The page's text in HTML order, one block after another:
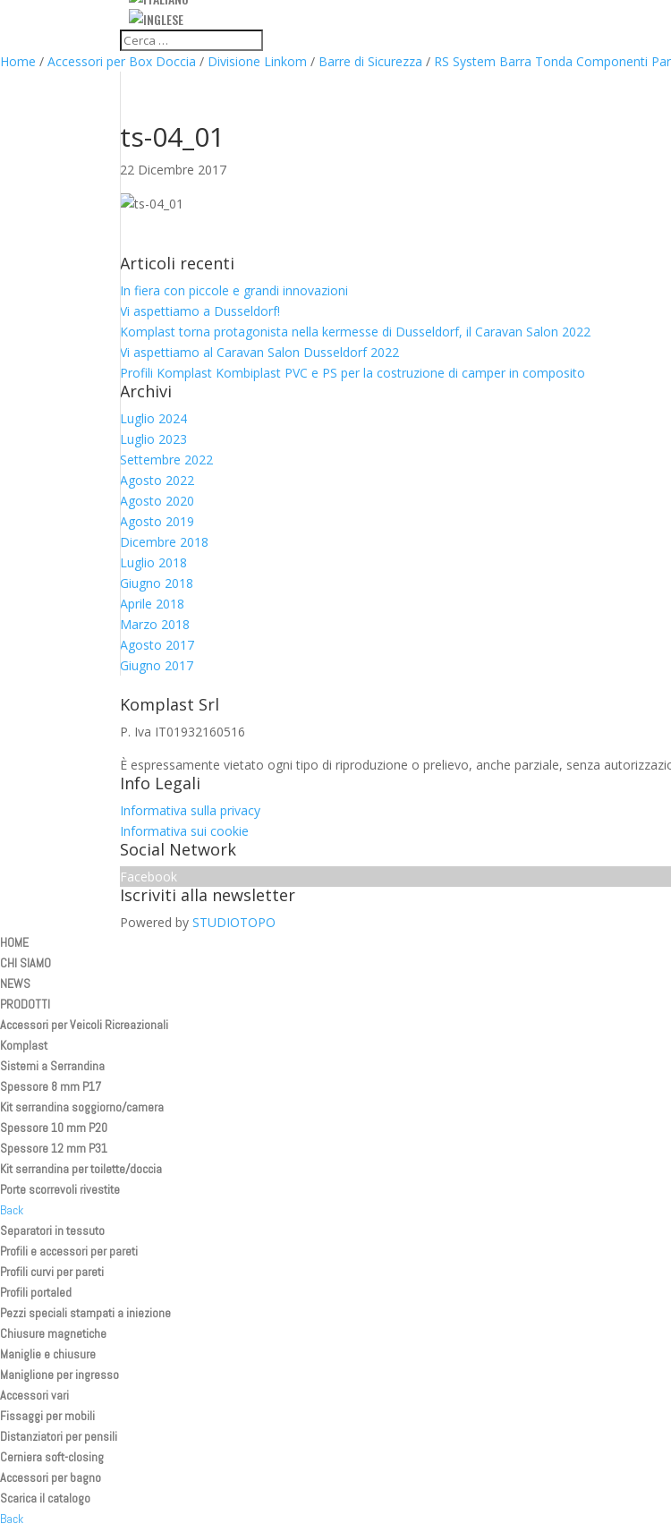
Home / Accessori per Box Doccia / Divisione Linkom / Barre di Sicurezza / RS System Barra Tonda Componenti
ts-04_01
22 Dicembre 2017
Articoli recenti
In fiera con piccole e grandi innovazioni
Vi aspettiamo a Dusseldorf!
Komplast torna protagonista nella kermesse di Dusseldorf, il Caravan Salon 2022
Vi aspettiamo al Caravan Salon Dusseldorf 2022
Profili Komplast Kombiplast PVC e PS per la costruzione di camper in composito
Archivi
Luglio 2024
Luglio 2023
Settembre 2022
Agosto 2022
Agosto 2020
Agosto 2019
Dicembre 2018
Luglio 2018
Giugno 2018
Aprile 2018
Marzo 2018
Agosto 2017
Giugno 2017
Komplast Srl
P. Iva IT01932160516
È espressamente vietato ogni tipo di riproduzione o prelievo, anche parziale, senza
Info Legali
Informativa sulla privacy
Informativa sui cookie
Social Network
Facebook
Iscriviti alla newsletter
Powered bySTUDIOTOPO
HOME
CHI SIAMO
NEWS
PRODOTTI
Accessori per Veicoli Ricreazionali
Komplast
Sistemi a Serrandina
Spessore 8 mm P17
Kit serrandina soggiorno/camera
Spessore 10 mm P20
Spessore 12 mm P31
Kit serrandina per toilette/doccia
Porte scorrevoli rivestite
Back
Separatori in tessuto
Profili e accessori per pareti
Profili curvi per pareti
Profili portaled
Pezzi speciali stampati a iniezione
Chiusure magnetiche
Maniglie e chiusure
Maniglione per ingresso
Accessori vari
Fissaggi per mobili
Distanziatori per pensili
Cerniera soft-closing
Accessori per bagno
Scarica il catalogo
Back